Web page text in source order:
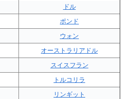
ドル
ポンド
ウォン
オーストラリアドル
スイスフラン
トルコリラ
リンギット